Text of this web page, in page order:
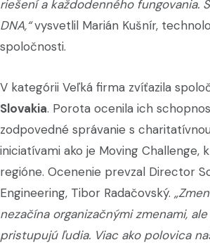
riešení a každodenného fungovania.
DNA,“vysvetlil Marián Kušnír,
spoločnosti.
V kategórii Veľká firma zvíťazila
Slovakia. Porota ocenila ich
zodpovedné správanie s
iniciatívami ako je Moving Challenge,
regióne. Ocenenie prevzal Director
Engineering, Tibor Radačovský. „
nezačína organizačnými zmenami,
pristupujú ľudia. Viac ako polovica